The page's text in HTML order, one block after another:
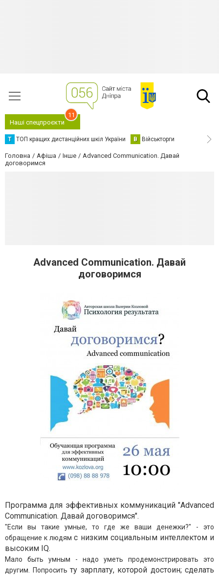
Наші спецпроєкти
11
Т ТОП кращих дистанційних шкіл України В Військторги
Головна Афіша Інше
Advanced Communication. Давай
договоримся
Advanced Communication. Давай
договоримся
Программа для эффективных коммуникаций "Advanced
Communication. Давай договоримся".
"Если вы такие умные, то где же ваши денежки?" - это
обращение к людямс низким социальным интеллектом и
высоким IQ.
Мало быть умным - надо уметь продемонстрировать это
другим. Попросить ту зарплату, которой достоин; сделать